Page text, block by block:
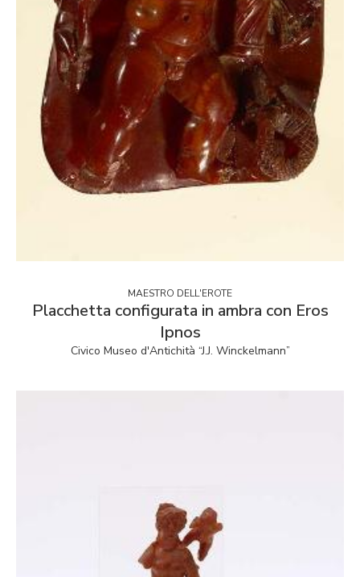
MAESTRO DELL'EROTE
Placchetta configurata in ambra con Eros
Ipnos
Civico Museo d'Antichità “J.J. Winckelmann”